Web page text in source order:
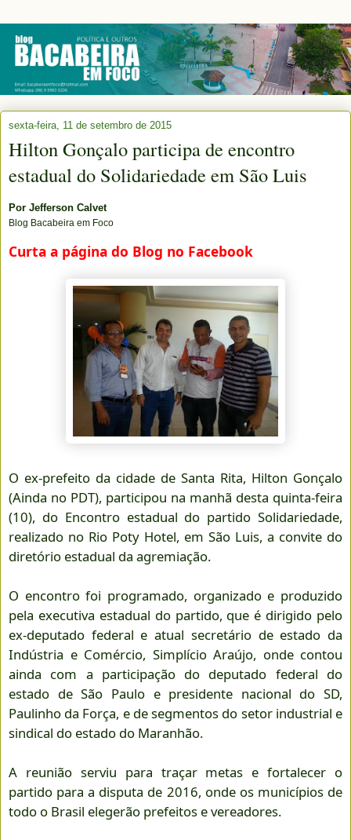
sexta-feira, 11 de setembro de 2015
Hilton Gonçalo participa de encontro
estadual do Solidariedade em São Luis
Por Jefferson Calvet
Blog Bacabeira em Foco
Curta a página do Blog no Facebook
O ex-prefeito da cidade de Santa Rita, Hilton Gonçalo
(Ainda no PDT), participou na manhã desta quinta-feira
(10), do Encontro estadual do partido Solidariedade,
realizado no Rio Poty Hotel, em São Luis, a convite do
diretório estadual da agremiação.
O encontro foi programado, organizado e produzido
pela executiva estadual do partido, que é dirigido pelo
ex-deputado federal e atual secretário de estado da
Indústria e Comércio, Simplício Araújo, onde contou
ainda com a participação do deputado federal do
estado de São Paulo e presidente nacional do SD,
Paulinho da Força, e de segmentos do setor industrial e
sindical do estado do Maranhão.
A reunião serviu para traçar metas e fortalecer o
partido para a disputa de 2016, onde os municípios de
todo o Brasil elegerão prefeitos e vereadores.